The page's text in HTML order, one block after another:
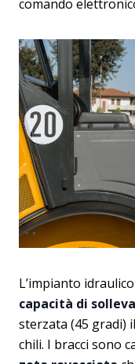
comando
L’impianto
capacità di
sterzata (45 gradi)
chili. I bracci sono